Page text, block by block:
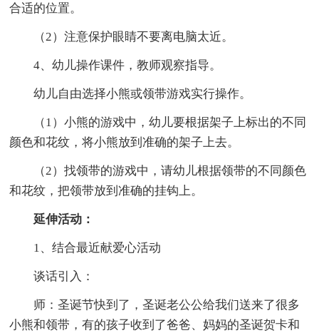
合适的位置。
（2）注意保护眼睛不要离电脑太近。
4、幼儿操作课件，教师观察指导。
幼儿自由选择小熊或领带游戏实行操作。
（1）小熊的游戏中，幼儿要根据架子上标出的不同
颜色和花纹，将小熊放到准确的架子上去。
（2）找领带的游戏中，请幼儿根据领带的不同颜色
和花纹，把领带放到准确的挂钩上。
延伸活动：
1、结合最近献爱心活动
谈话引入：
师：圣诞节快到了，圣诞老公公给我们送来了很多
小熊和领带，有的孩子收到了爸爸、妈妈的圣诞贺卡和